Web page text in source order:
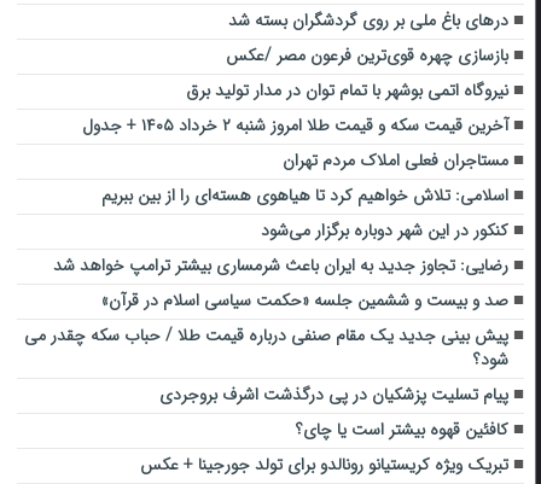
درهای باغ ملی بر روی گردشگران بسته شد
بازسازی چهره قوی‌ترین فرعون مصر /عکس
نیروگاه اتمی بوشهر با تمام توان در مدار تولید برق
آخرین قیمت سکه و قیمت طلا امروز شنبه ۲ خرداد ۱۴۰۵ + جدول
مستاجران فعلی املاک مردم تهران
اسلامی: تلاش خواهیم کرد تا هیاهوی هسته‌ای را از بین ببریم
کنکور در این شهر دوباره برگزار می‌شود
رضایی: تجاوز جدید به ایران باعث شرمساری بیشتر ترامپ خواهد شد
صد و بیست و ششمین جلسه «حکمت سیاسی اسلام در قرآن»
پیش بینی جدید یک مقام صنفی درباره قیمت طلا / حباب سکه چقدر می
شود؟
پیام تسلیت پزشکیان در پی درگذشت اشرف بروجردی
کافئین قهوه بیشتر است یا چای؟
تبریک ویژه کریستیانو رونالدو برای تولد جورجینا + عکس